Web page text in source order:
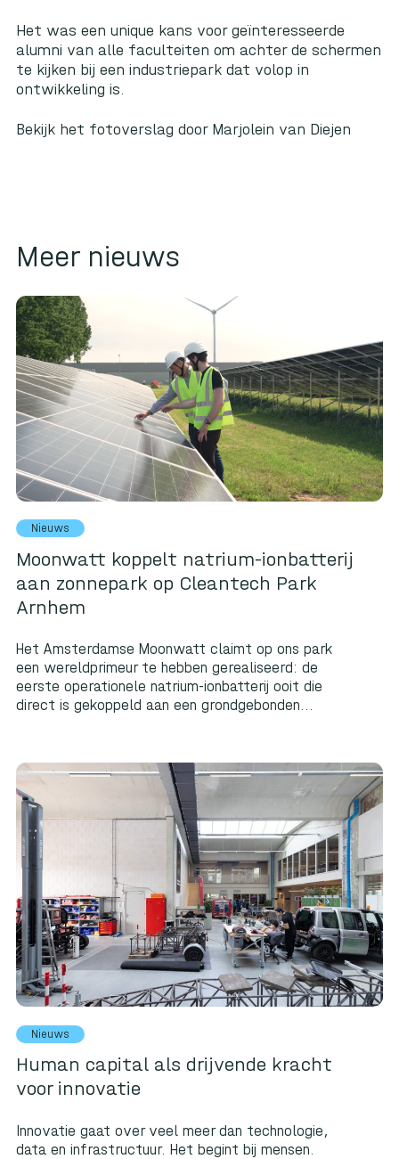
Het was een unique kans voor geïnteresseerde
alumni van alle faculteiten om achter de schermen
te kijken bij een industriepark dat volop in
ontwikkeling is.
Bekijk het fotoverslag door Marjolein van Diejen
Meer nieuws
Nieuws
Moonwatt koppelt natrium-ionbatterij
aan zonnepark op Cleantech Park
Arnhem
Het Amsterdamse Moonwatt claimt op ons park
een wereldprimeur te hebben gerealiseerd: de
eerste operationele natrium-ionbatterij ooit die
direct is gekoppeld aan een grondgebonden...
Nieuws
Human capital als drijvende kracht
voor innovatie
Innovatie gaat over veel meer dan technologie,
data en infrastructuur. Het begint bij mensen.